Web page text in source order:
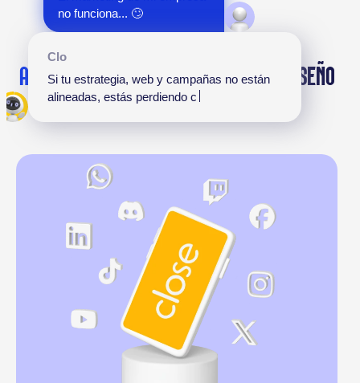
no funciona... 🙄
Clo
Si tu estrategia, web y campañas no están
alineadas, estás perdiendo clientes.
AGENCIA DE MARKETING DIGITAL CON DISEÑO